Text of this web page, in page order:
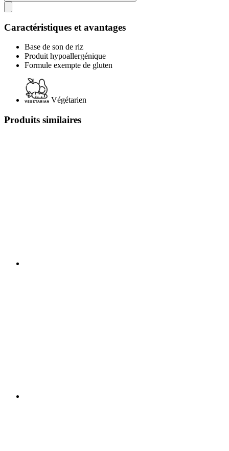
Caractéristiques et avantages
Base de son de riz
Produit hypoallergénique
Formule exempte de gluten
Végétarien
Produits similaires